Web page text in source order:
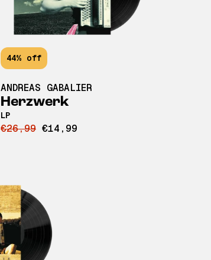
44% off
ANDREAS GABALIER
Herzwerk
LP
€26,99 €14,99